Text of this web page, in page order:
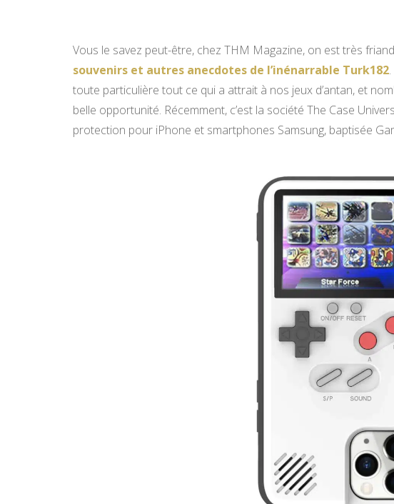
Vous le savez peut-être, chez THM Magazine, on est très
souvenirs et autres anecdotes de l’inénarrable Turk182
toute particulière tout ce qui a attrait à nos jeux d’antan, et
belle opportunité. Récemment, c’est la société The Case
protection pour iPhone et smartphones Samsung, baptisée